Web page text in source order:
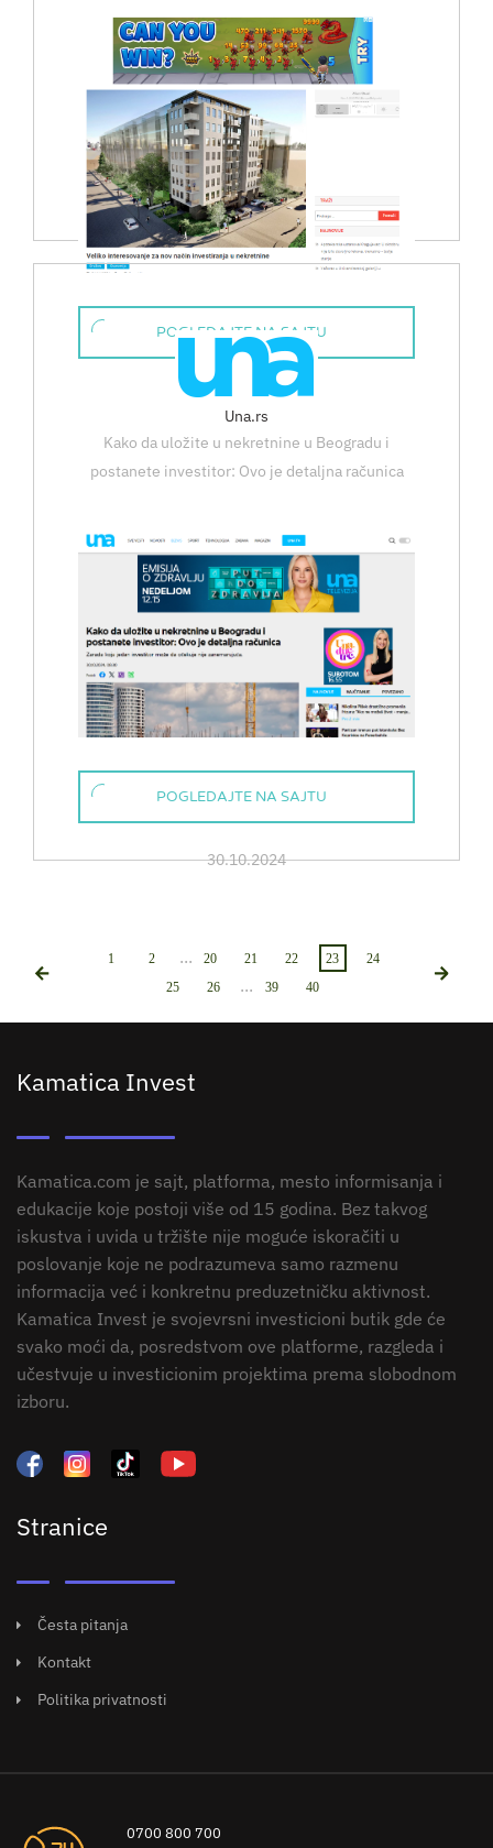
POGLEDAJTE NA SAJTU
04.11.2024
Una.rs
Kako da uložite u nekretnine u Beogradu i
postanete investitor: Ovo je detaljna računica
POGLEDAJTE NA SAJTU
30.10.2024
1 2 ... 20 21 22 23
24
25
26 ... 39 40
Kamatica Invest
Kamatica.com je sajt, platforma, mesto informisanja i
edukacije koje postoji više od 15 godina. Bez takvog
iskustva i uvida u tržište nije moguće iskoračiti u
poslovanje koje ne podrazumeva samo razmenu
informacija već i konkretnu preduzetničku aktivnost.
Kamatica Invest je svojevrsni investicioni butik gde će
svako moći da, posredstvom ove platforme, razgleda i
učestvuje u investicionim projektima prema slobodnom
izboru.
Stranice
Česta pitanja
Kontakt
Politika privatnosti
0700 800 700